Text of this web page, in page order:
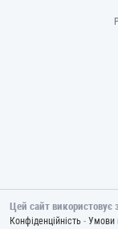
Цей сайт використовує
Конфіденційність - Умови